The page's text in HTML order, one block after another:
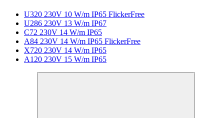
U320 230V 10 W/m IP65 FlickerFree
U286 230V 13 W/m IP67
C72 230V 14 W/m IP65
A84 230V 14 W/m IP65 FlickerFree
X720 230V 14 W/m IP65
A120 230V 15 W/m IP65